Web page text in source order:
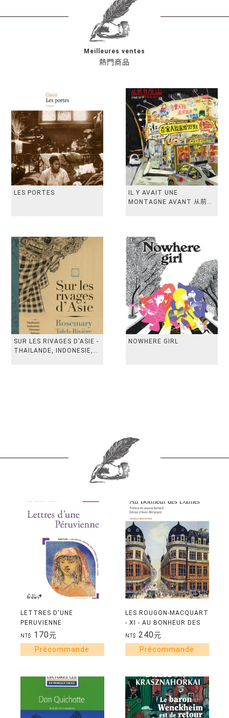
熱門商品
Meilleures ventes
LES PORTES
IL Y AVAIT UNE
MONTAGNE AVANT 从前有
SUR LES RIVAGES D'ASIE -
THAILANDE, INDONESIE,
NOWHERE GIRL
LETTRES D'UNE
PERUVIENNE
NT$ 170元
LES ROUGON-MACQUART
- XI - AU BONHEUR DES
DAMES
NT$ 240元